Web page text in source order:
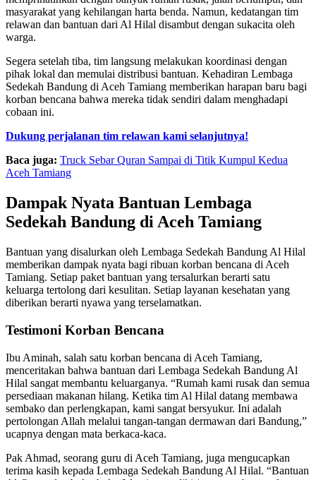
masyarakat yang kehilangan harta benda. Namun, kedatangan tim
relawan dan bantuan dari Al Hilal disambut dengan sukacita oleh
warga.
Segera setelah tiba, tim langsung melakukan koordinasi dengan
pihak lokal dan memulai distribusi bantuan. Kehadiran Lembaga
Sedekah Bandung di Aceh Tamiang memberikan harapan baru bagi
korban bencana bahwa mereka tidak sendiri dalam menghadapi
cobaan ini.
Dukung perjalanan tim relawan kami selanjutnya!
Baca juga: Truck Sebar Quran Sampai di Titik Kumpul Kedua
Aceh Tamiang
Dampak Nyata Bantuan Lembaga
Sedekah Bandung di Aceh Tamiang
Bantuan yang disalurkan oleh Lembaga Sedekah Bandung Al Hilal
memberikan dampak nyata bagi ribuan korban bencana di Aceh
Tamiang. Setiap paket bantuan yang tersalurkan berarti satu
keluarga tertolong dari kesulitan. Setiap layanan kesehatan yang
diberikan berarti nyawa yang terselamatkan.
Testimoni Korban Bencana
Ibu Aminah, salah satu korban bencana di Aceh Tamiang,
menceritakan bahwa bantuan dari Lembaga Sedekah Bandung Al
Hilal sangat membantu keluarganya. “Rumah kami rusak dan semua
persediaan makanan hilang. Ketika tim Al Hilal datang membawa
sembako dan perlengkapan, kami sangat bersyukur. Ini adalah
pertolongan Allah melalui tangan-tangan dermawan dari Bandung,”
ucapnya dengan mata berkaca-kaca.
Pak Ahmad, seorang guru di Aceh Tamiang, juga mengucapkan
terima kasih kepada Lembaga Sedekah Bandung Al Hilal. “Bantuan